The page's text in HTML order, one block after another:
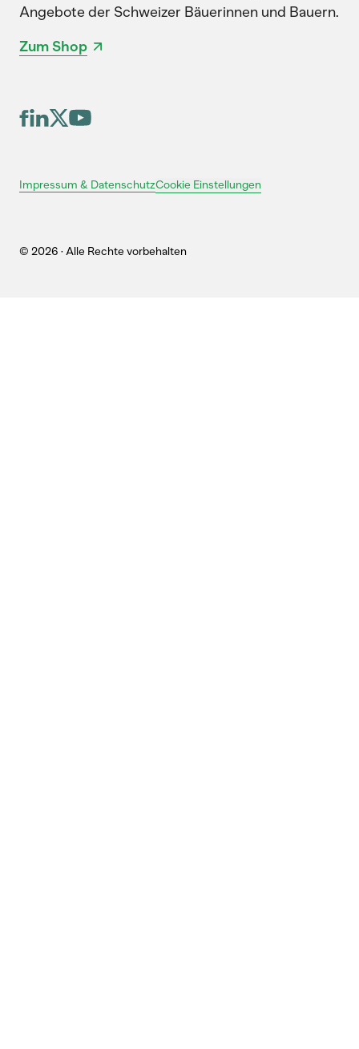
Angebote der Schweizer Bäuerinnen und Bauern.
Zum Shop
Impressum & DatenschutzCookie Einstellungen
© 2026 · Alle Rechte vorbehalten